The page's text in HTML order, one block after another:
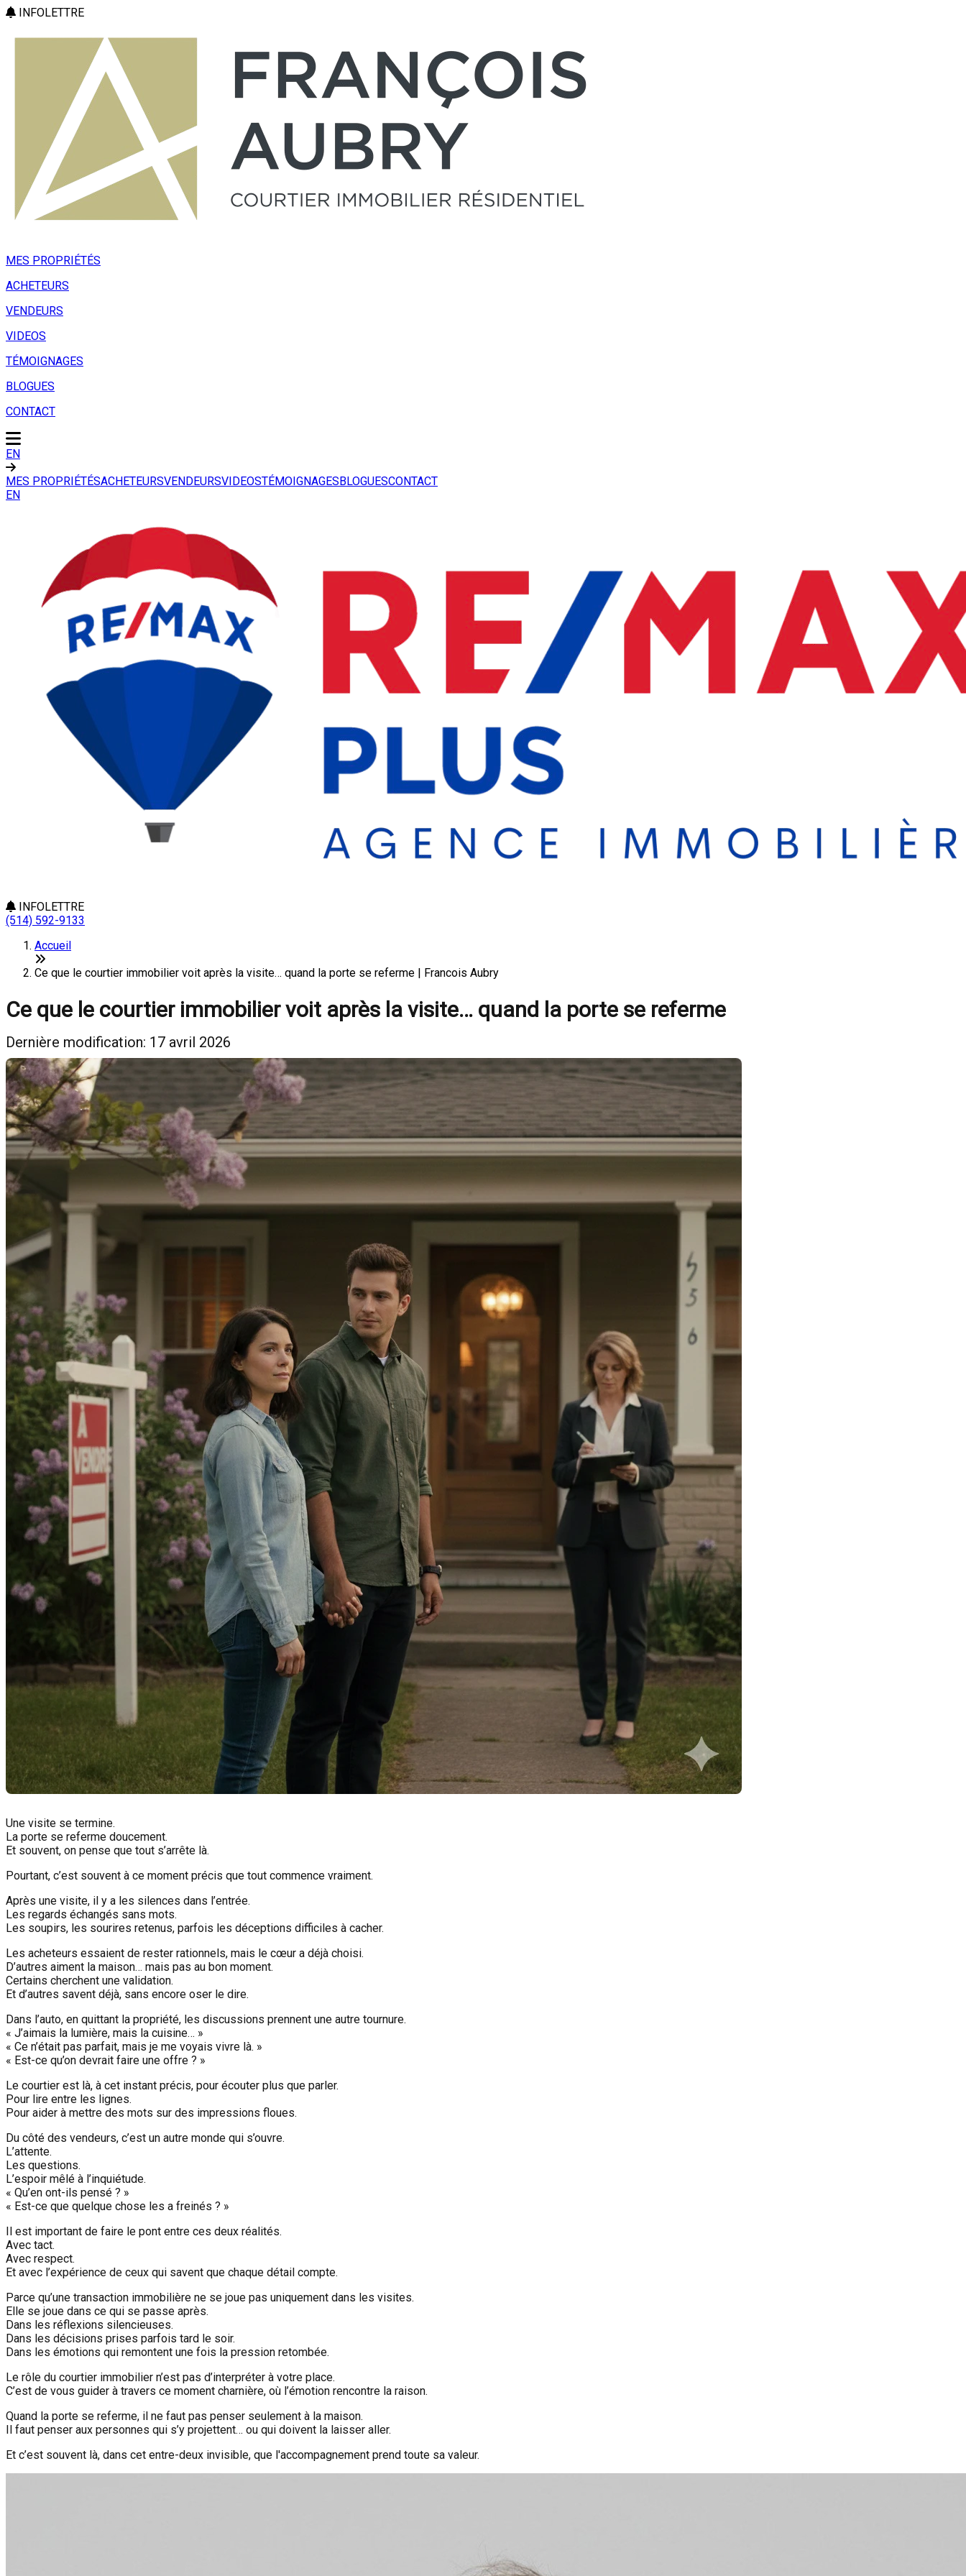
INFOLETTRE
MES PROPRIÉTÉS
ACHETEURS
VENDEURS
VIDEOS
TÉMOIGNAGES
BLOGUES
CONTACT
EN
MES PROPRIÉTÉSACHETEURSVENDEURSVIDEOSTÉMOIGNAGESBLOGUESCONTACT
EN
INFOLETTRE
(514) 592-9133
Accueil
Ce que le courtier immobilier voit après la visite… quand la porte se referme | Francois Aubry
Ce que le courtier immobilier voit après la visite… quand la porte se referme
Dernière modification: 17 avril 2026
Une visite se termine.
La porte se referme doucement.
Et souvent, on pense que tout s’arrête là.
Pourtant, c’est souvent à ce moment précis que tout commence vraiment.
Après une visite, il y a les silences dans l’entrée.
Les regards échangés sans mots.
Les soupirs, les sourires retenus, parfois les déceptions difficiles à cacher.
Les acheteurs essaient de rester rationnels, mais le cœur a déjà choisi.
D’autres aiment la maison… mais pas au bon moment.
Certains cherchent une validation.
Et d’autres savent déjà, sans encore oser le dire.
Dans l’auto, en quittant la propriété, les discussions prennent une autre tournure.
« J’aimais la lumière, mais la cuisine… »
« Ce n’était pas parfait, mais je me voyais vivre là. »
« Est-ce qu’on devrait faire une offre ? »
Le courtier est là, à cet instant précis, pour écouter plus que parler.
Pour lire entre les lignes.
Pour aider à mettre des mots sur des impressions floues.
Du côté des vendeurs, c’est un autre monde qui s’ouvre.
L’attente.
Les questions.
L’espoir mêlé à l’inquiétude.
« Qu’en ont-ils pensé ? »
« Est-ce que quelque chose les a freinés ? »
Il est important de faire le pont entre ces deux réalités.
Avec tact.
Avec respect.
Et avec l’expérience de ceux qui savent que chaque détail compte.
Parce qu’une transaction immobilière ne se joue pas uniquement dans les visites.
Elle se joue dans ce qui se passe après.
Dans les réflexions silencieuses.
Dans les décisions prises parfois tard le soir.
Dans les émotions qui remontent une fois la pression retombée.
Le rôle du courtier immobilier n’est pas d’interpréter à votre place.
C’est de vous guider à travers ce moment charnière, où l’émotion rencontre la raison.
Quand la porte se referme, il ne faut pas penser seulement à la maison.
Il faut penser aux personnes qui s’y projettent… ou qui doivent la laisser aller.
Et c’est souvent là, dans cet entre-deux invisible, que l'accompagnement prend toute sa valeur.